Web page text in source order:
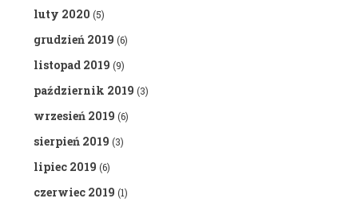
luty 2020 (5)
grudzień 2019 (6)
listopad 2019 (9)
październik 2019 (3)
wrzesień 2019 (6)
sierpień 2019 (3)
lipiec 2019 (6)
czerwiec 2019 (1)